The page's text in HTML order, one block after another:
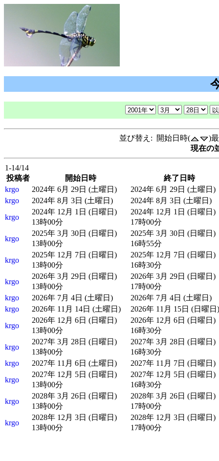
並び替え: 開始日時(
)
現在の
1-14/14
投稿者
開始日時
終了日時
krgo
2024年 6月 29日 (土曜日)
2024年 6月 29日 (土曜日)
krgo
2024年 8月 3日 (土曜日)
2024年 8月 3日 (土曜日)
krgo
2024年 12月 1日 (日曜日)
13時00分
2024年 12月 1日 (日曜日)
17時00分
krgo
2025年 3月 30日 (日曜日)
13時00分
2025年 3月 30日 (日曜日)
16時55分
krgo
2025年 12月 7日 (日曜日)
13時00分
2025年 12月 7日 (日曜日)
16時30分
krgo
2026年 3月 29日 (日曜日)
13時00分
2026年 3月 29日 (日曜日)
17時00分
krgo
2026年 7月 4日 (土曜日)
2026年 7月 4日 (土曜日)
krgo
2026年 11月 14日 (土曜日)
2026年 11月 15日 (日曜日)
krgo
2026年 12月 6日 (日曜日)
13時00分
2026年 12月 6日 (日曜日)
16時30分
krgo
2027年 3月 28日 (日曜日)
13時00分
2027年 3月 28日 (日曜日)
16時30分
krgo
2027年 11月 6日 (土曜日)
2027年 11月 7日 (日曜日)
krgo
2027年 12月 5日 (日曜日)
13時00分
2027年 12月 5日 (日曜日)
16時30分
krgo
2028年 3月 26日 (日曜日)
13時00分
2028年 3月 26日 (日曜日)
17時00分
krgo
2028年 12月 3日 (日曜日)
13時00分
2028年 12月 3日 (日曜日)
17時00分